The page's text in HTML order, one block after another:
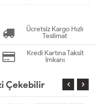
Ücretsiz Kargo Hızlı
Teslimat
Kredi Kartına Taksit
İmkanı
Çekebilir